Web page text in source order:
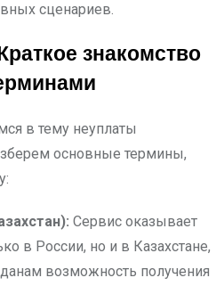
сценариев.
знакомство
в тему неуплаты
основные термины,
Сервис оказывает
в России, но и в Казахстане,
возможность получения